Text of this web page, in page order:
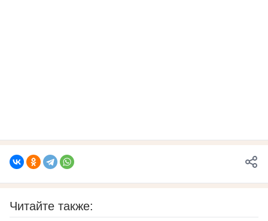
Читайте также: